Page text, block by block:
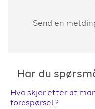
Send en
Har du
Hva skjer etter at
forespørsel?